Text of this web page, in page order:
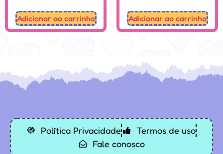
Adicionar ao carrinho Adicionar ao carrinho
Política Privacidade
Termos de uso
Fale conosco